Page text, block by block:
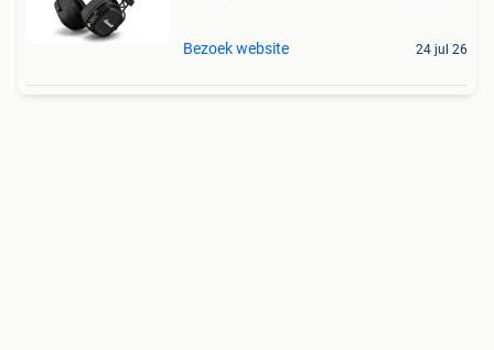
Bezoek website 24 jul 26